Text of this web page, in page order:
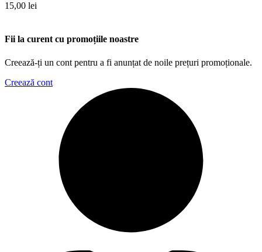
15,00 lei
Fii la curent cu promoțiile noastre
Creează-ți un cont pentru a fi anunțat de noile prețuri promoționale.
Creează cont